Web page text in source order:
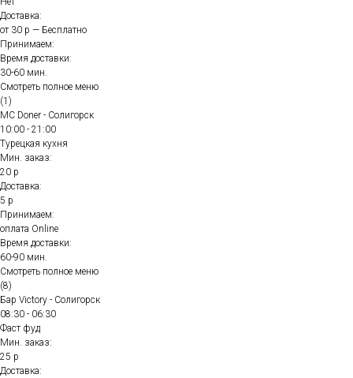
Доставка:
от 30 р — Бесплатно
Принимаем:
Время доставки:
30-60 мин.
Смотреть полное меню
(1)
MC Doner - Солигорск
10:00 - 21:00
Турецкая кухня
Мин. заказ:
20 р
Доставка:
5 р
Принимаем:
оплата Online
Время доставки:
60-90 мин.
Смотреть полное меню
(8)
Бар Victory - Солигорск
08:30 - 06:30
Фаст фуд
Мин. заказ:
25 р
Доставка: